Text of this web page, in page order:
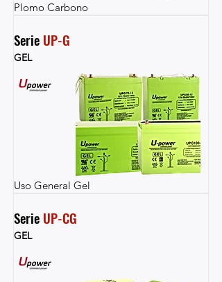
Plomo Carbono
Serie UP-G
GEL
Uso General Gel
Serie UP-CG
GEL